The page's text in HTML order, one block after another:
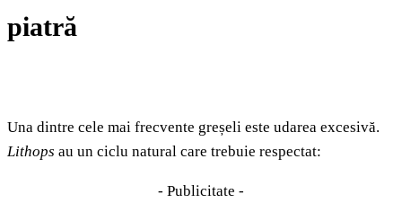
piatră
Una dintre cele mai frecvente greșeli este udarea excesivă.
Lithops au un ciclu natural care trebuie respectat:
- Publicitate -